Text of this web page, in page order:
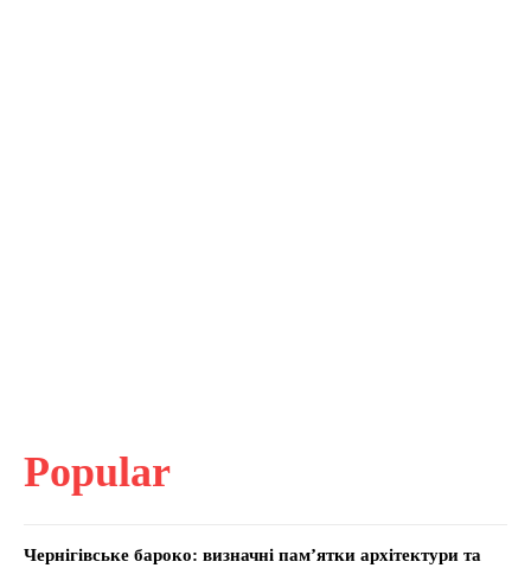
Popular
Чернігівське бароко: визначні пам’ятки архітектури та